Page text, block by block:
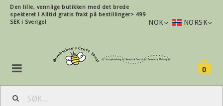
Den lille, vennlige butikken med det brede
spekteret ! Alltid gratis frakt på bestillinger> 499
SEK i Sverige!
NOK NORSK
0